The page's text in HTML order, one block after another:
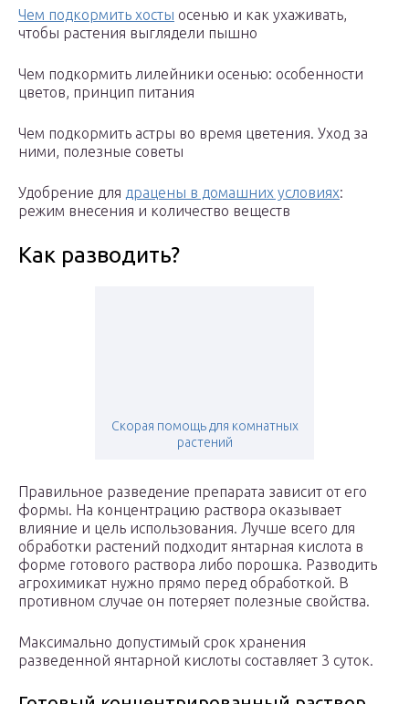
Чем подкормить хосты осенью и как ухаживать,
чтобы растения выглядели пышно
Чем подкормить лилейники осенью: особенности
цветов, принцип питания
Чем подкормить астры во время цветения. Уход за
ними, полезные советы
Удобрение для драцены в домашних условиях:
режим внесения и количество веществ
Как разводить?
Скорая помощь для комнатных
растений
Правильное разведение препарата зависит от его
формы. На концентрацию раствора оказывает
влияние и цель использования. Лучше всего для
обработки растений подходит янтарная кислота в
форме готового раствора либо порошка. Разводить
агрохимикат нужно прямо перед обработкой. В
противном случае он потеряет полезные свойства.
Максимально допустимый срок хранения
разведенной янтарной кислоты составляет 3 суток.